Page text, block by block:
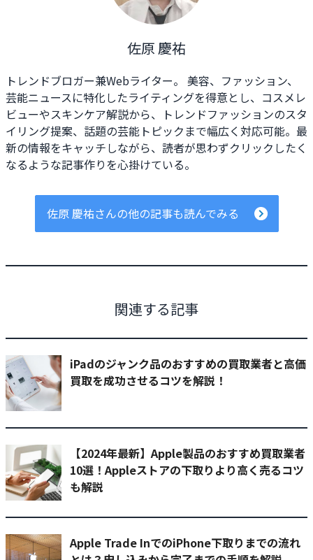
佐原 慶祐
トレンドブロガー兼Webライター。 美容、ファッション、
芸能ニュースに特化したライティングを得意とし、コスメレ
ビューやスキンケア解説から、トレンドファッションのスタ
イリング提案、話題の芸能トピックまで幅広く対応可能。最
新の情報をキャッチしながら、読者が思わずクリックしたく
なるような記事作りを心掛けている。
佐原 慶祐さんの他の記事も読んでみる
関連する記事
iPadのジャンク品のおすすめの買取業者と高価
買取を成功させるコツを解説！
【2024年最新】Apple製品のおすすめ買取業者
10選！Appleストアの下取りより高く売るコツ
も解説
Apple Trade InでのiPhone下取りまでの流れ